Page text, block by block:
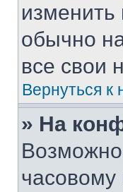
обычно
все свои
Вернуться к
» На
часовому